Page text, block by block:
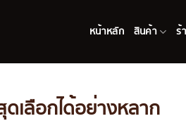
หน้าหลัก สินค้า ร้
เลือกได้อย่างหลาก